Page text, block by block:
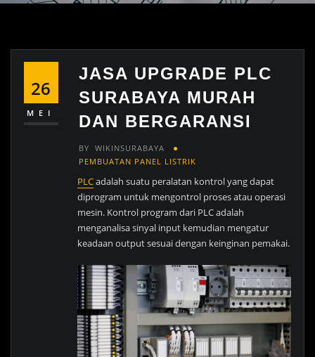
26
MEI
JASA UPGRADE PLC
SURABAYA MURAH
DAN BERGARANSI
BY
WIKINSURABAYA
PEMBUATAN PANEL LISTRIK
PLCadalah suatu peralatan kontrol yang dapat
diprogram untuk mengontrol proses atau operasi
mesin. Kontrol program dari PLC adalah
menganalisa sinyal input kemudian mengatur
keadaan output sesuai dengan keinginan pemakai.